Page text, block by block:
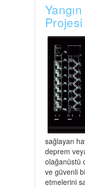
sağlayan
deprem
olağanüstü
ve güvenli
etmelerini